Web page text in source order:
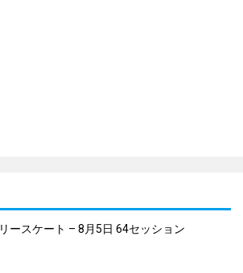
ースケート – 8月5日 64セッション